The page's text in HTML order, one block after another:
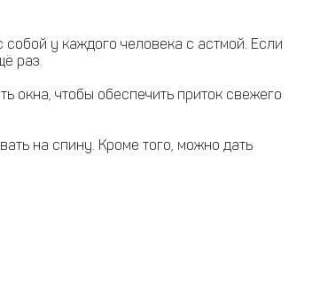
у каждого человека с астмой. Если
раз.
окна, чтобы обеспечить приток свежего
на спину. Кроме того, можно дать